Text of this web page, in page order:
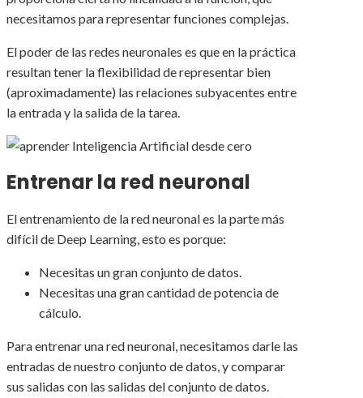
necesitamos para representar funciones complejas.
El poder de las redes neuronales es que en la práctica
resultan tener la flexibilidad de representar bien
(aproximadamente) las relaciones subyacentes entre
la entrada y la salida de la tarea.
Entrenar la red neuronal
El entrenamiento de la red neuronal es la parte más
difícil de Deep Learning, esto es porque:
Necesitas un gran conjunto de datos.
Necesitas una gran cantidad de potencia de
cálculo.
Para entrenar una red neuronal, necesitamos darle las
entradas de nuestro conjunto de datos, y comparar
sus salidas con las salidas del conjunto de datos.